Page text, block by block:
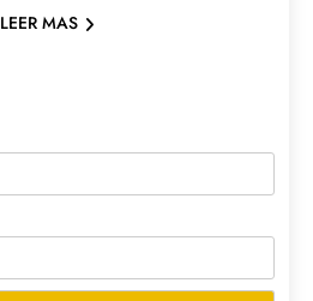
LEER MAS